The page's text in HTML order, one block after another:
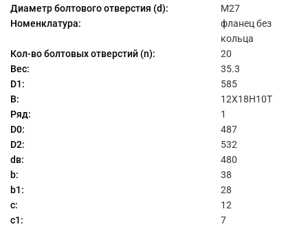
Диаметр болтового отверстия (d):
М27
Номенклатура:
фланец без
кольца
Кол-во болтовых отверстий (n):
20
Вес:
35.3
D1:
585
B:
12Х18Н10Т
Ряд:
1
D0:
487
D2:
532
dв:
480
b:
38
b1:
28
c:
12
c1:
7